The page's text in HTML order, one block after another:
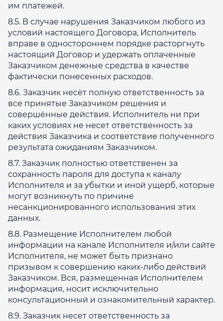
им платежей.
8.5. В случае нарушения Заказчиком любого из
условий настоящего Договора, Исполнитель
вправе в одностороннем порядке расторгнуть
настоящий Договор и удержать оплаченные
Заказчиком денежные средства в качестве
фактически понесенных расходов.
8.6. Заказчик несёт полную ответственность за
все принятые Заказчиком решения и
совершённые действия. Исполнитель ни при
каких условиях не несет ответственность за
действия Заказчика и соответствие полученного
результата ожиданиям Заказчиком.
8.7. Заказчик полностью ответственен за
сохранность пароля для доступа к каналу
Исполнителя и за убытки и иной ущерб, которые
могут возникнуть по причине
несанкционированного использования этих
данных.
8.8. Размещение Исполнителем любой
информации на канале Исполнителя и/или сайте
Исполнителя, не может быть признано
призывом к совершению каких-либо действий
Заказчиком. Вся, размещенная Исполнителем
информация, носит исключительно
консультационный и ознакомительный характер.
8.9. Заказчик несет ответственность за